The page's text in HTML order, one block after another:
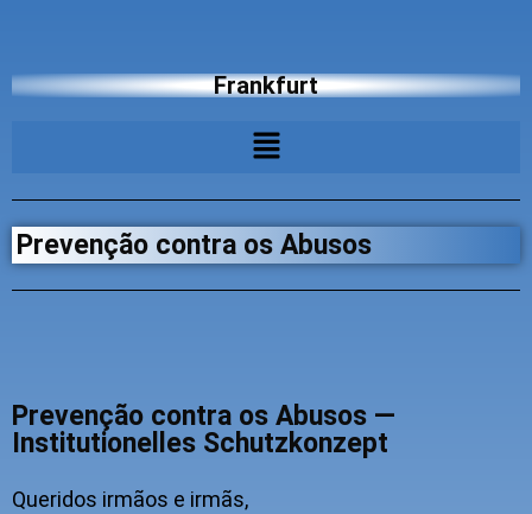
Frankfurt
Prevenção contra os Abusos
Prevenção contra os Abusos —
Institutionelles Schutzkonzept
Queridos irmãos e irmãs,